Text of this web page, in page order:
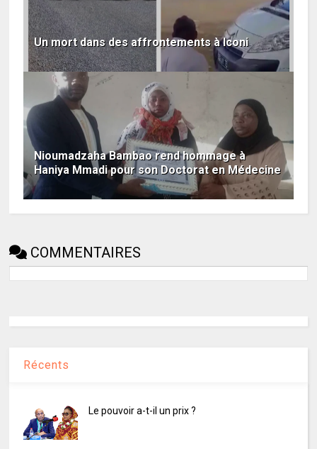
Un mort dans des affrontements à Iconi
Nioumadzaha Bambao rend hommage à
Haniya Mmadi pour son Doctorat en Médecine
COMMENTAIRES
Récents
Le pouvoir a-t-il un prix ?